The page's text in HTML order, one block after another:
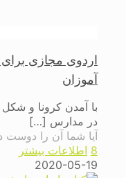
اردوی مجازی
آموزان
با آمدن کرونا و
در مدارس […]
آیا شما آن را دوست
8 اطلاعات بیشتر
2020-05-19